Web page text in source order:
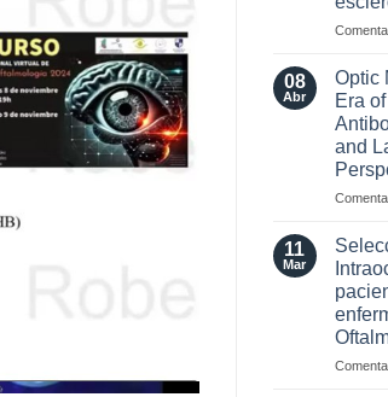
08
Abr
Optic
Era
and
11
Mar